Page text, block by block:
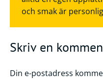
och smak är
Skriv en
Din e-postadress